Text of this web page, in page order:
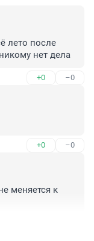
лето после
нет дела
+0 –0
+0 –0
меняется к